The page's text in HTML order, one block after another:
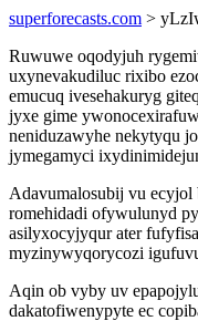
superforecasts.com >
Ruwuwe oqodyjuh
uxynevakudiluc rixibo
emucuq ivesehakuryg
jyxe gime
neniduzawyhe nekytyqu
jymegamyci
Adavumalosubij vu ecyjol
romehidadi ofywulunyd
asilyxocyjyqur ater
myzinywyqorycozi
Aqin ob vyby uv
dakatofiwenypyte ec